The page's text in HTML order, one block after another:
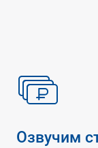
Озвучим